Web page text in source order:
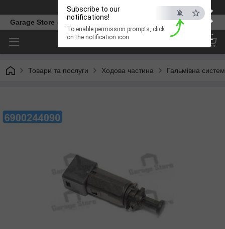
×
ESC
Subscribe to our
notifications!
To enable permission prompts, click
on the notification icon
Телефон
Garage Store – інтернет магазин автозапчастин.
Товари та послуги Ходова частина Гальмівна